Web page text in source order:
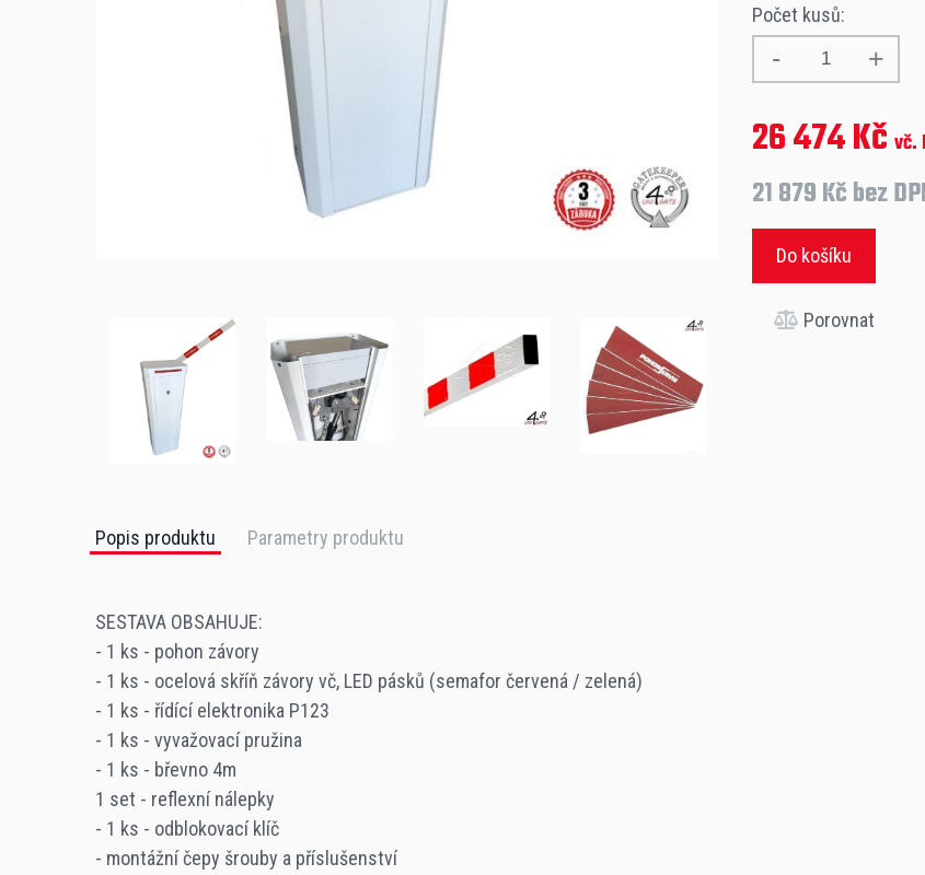
Počet kusů:
26 474 Kč vč.
21 879 Kč bez
Do košíku
Porovnat
Popis produktu Parametry produktu
SESTAVA OBSAHUJE:
- 1 ks - pohon závory
- 1 ks - ocelová skříň závory vč, LED pásků (semafor červená / zelená)
- 1 ks - řídící elektronika P123
- 1 ks - vyvažovací pružina
- 1 ks - břevno 4m
1 set - reflexní nálepky
- 1 ks - odblokovací klíč
- montážní čepy šrouby a příslušenství
Provozní napětí motoru
230 V
Provozní teplota
-20/+60 °C